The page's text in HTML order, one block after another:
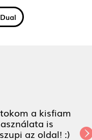
a kisfiam
is
az oldal! :)